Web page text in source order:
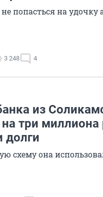
попасться на удочку
3 248 4
из
три
долги
схему она